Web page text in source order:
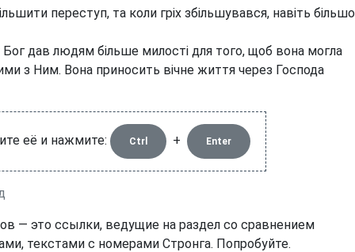
переступ, та коли гріх збільшувався, навіть
Бог дав людям більше милості для того, щоб вона могла
з Ним. Вона приносить вічне життя через Господа
её и нажмите: Ctrl + Enter
— это ссылки, ведущие на раздел со сравнением
текстами с номерами Стронга. Попробуйте.